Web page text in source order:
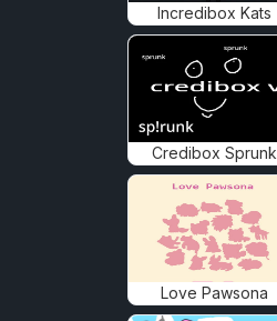
Incredibox Kats
Credibox Sprunk
Love Pawsona